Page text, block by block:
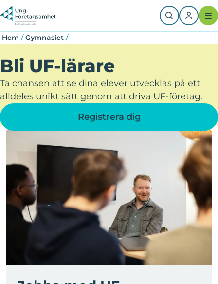
Hoppa
till
huvudinnehåll
Länkstig
Hem / Gymnasiet /
Bli UF-lärare
Ta chansen att se dina elever utvecklas på ett
alldeles unikt sätt genom att driva UF-företag.
Registrera dig